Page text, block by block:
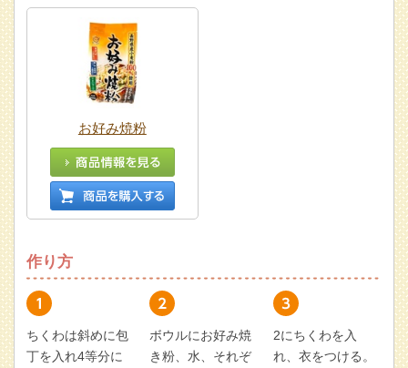
お好み焼粉
作り方
ちくわは斜めに包
丁を入れ4等分に
ボウルにお好み焼
き粉、水、それぞ
2にちくわを入
れ、衣をつける。